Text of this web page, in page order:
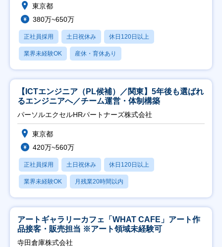
東京都
380万~650万
正社員採用 土日祝休み 休日120日以上
業界未経験OK 産休・育休あり
【ICTエンジニア（PL候補）／関東】5年後も選ばれ
るエンジニアへ／チーム運営・体制構築
パーソルエクセルHRパートナーズ株式会社
東京都
420万~560万
正社員採用 土日祝休み 休日120日以上
業界未経験OK 月残業20時間以内
アートギャラリーカフェ「WHAT CAFE」アート作
品接客・販売担当 ※アート領域未経験可
寺田倉庫株式会社